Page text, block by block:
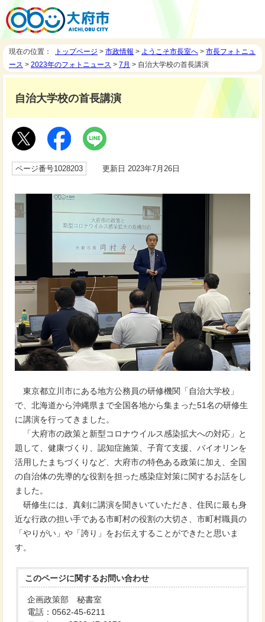
現在の位置： トップページ > 市政情報 > ようこそ市長室へ > 市長フォトニュ
ース > 2023年のフォトニュース > 7月 > 自治大学校の首長講演
自治大学校の首長講演
ページ番号1028203 更新日 2023年7月26日
東京都立川市にある地方公務員の研修機関「自治大学校」
で、北海道から沖縄県まで全国各地から集まった51名の研修生
に講演を行ってきました。
「大府市の政策と新型コロナウイルス感染拡大への対応」と
題して、健康づくり、認知症施策、子育て支援、バイオリンを
活用したまちづくりなど、大府市の特色ある政策に加え、全国
の自治体の先導的な役割を担った感染症対策に関するお話をし
ました。
研修生には、真剣に講演を聞きいていただき、住民に最も身
近な行政の担い手である市町村の役割の大切さ、市町村職員の
「やりがい」や「誇り」をお伝えすることができたと思いま
す。
このページに関するお問い合わせ
企画政策部 秘書室
電話：0562-45-6211